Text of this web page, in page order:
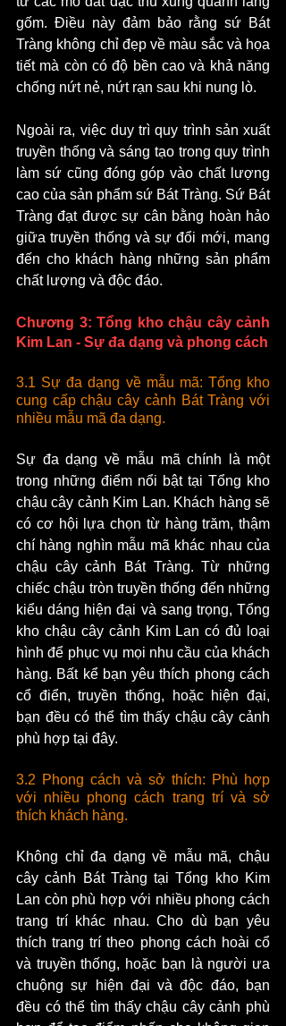
gốm. Điều này đảm bảo rằng sứ Bát
Tràng không chỉ đẹp về màu sắc và họa
tiết mà còn có độ bền cao và khả năng
chống nứt nẻ, nứt rạn sau khi nung lò.
Ngoài ra, việc duy trì quy trình sản xuất
truyền thống và sáng tạo trong quy trình
làm sứ cũng đóng góp vào chất lượng
cao của sản phẩm sứ Bát Tràng. Sứ Bát
Tràng đạt được sự cân bằng hoàn hảo
giữa truyền thống và sự đổi mới, mang
đến cho khách hàng những sản phẩm
chất lượng và độc đáo.
Chương 3: Tổng kho chậu cây cảnh
Kim Lan - Sự đa dạng và phong cách
3.1 Sự đa dạng về mẫu mã: Tổng kho
cung cấp chậu cây cảnh Bát Tràng với
nhiều mẫu mã đa dạng.
Sự đa dạng về mẫu mã chính là một
trong những điểm nổi bật tại Tổng kho
chậu cây cảnh Kim Lan. Khách hàng sẽ
có cơ hội lựa chọn từ hàng trăm, thậm
chí hàng nghìn mẫu mã khác nhau của
chậu cây cảnh Bát Tràng. Từ những
chiếc chậu tròn truyền thống đến những
kiểu dáng hiện đại và sang trọng, Tổng
kho chậu cây cảnh Kim Lan có đủ loại
hình để phục vụ mọi nhu cầu của khách
hàng. Bất kể bạn yêu thích phong cách
cổ điển, truyền thống, hoặc hiện đại,
bạn đều có thể tìm thấy chậu cây cảnh
phù hợp tại đây.
3.2 Phong cách và sở thích: Phù hợp
với nhiều phong cách trang trí và sở
thích khách hàng.
Không chỉ đa dạng về mẫu mã, chậu
cây cảnh Bát Tràng tại Tổng kho Kim
Lan còn phù hợp với nhiều phong cách
trang trí khác nhau. Cho dù bạn yêu
thích trang trí theo phong cách hoài cổ
và truyền thống, hoặc bạn là người ưa
chuộng sự hiện đại và độc đáo, bạn
đều có thể tìm thấy chậu cây cảnh phù